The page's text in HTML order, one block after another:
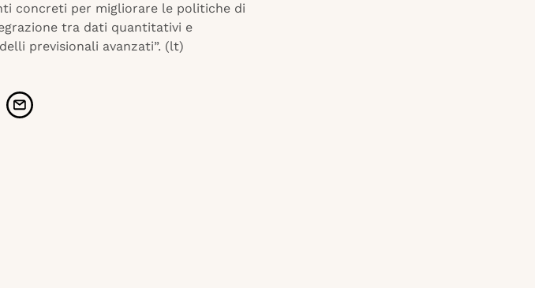
concreti per migliorare le politiche di
tra dati quantitativi e
previsionali avanzati”. (lt)